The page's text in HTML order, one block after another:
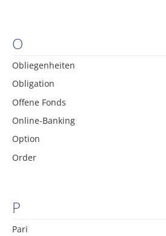
O
Obliegenheiten
Obligation
Offene Fonds
Online-Banking
Option
Order
P
Pari